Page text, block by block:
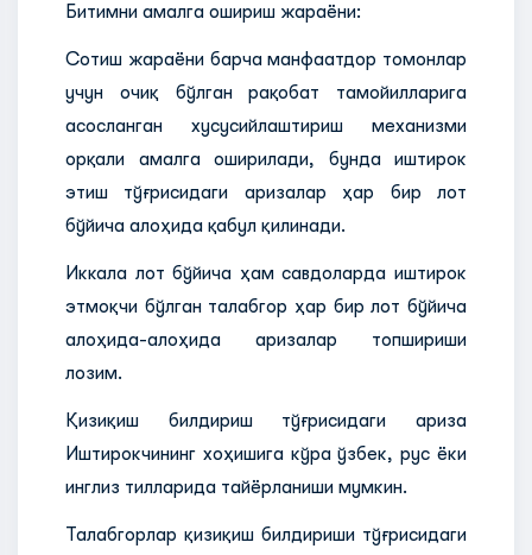
Битимни амалга ошириш жараёни:
Сотиш жараёни барча манфаатдор томонлар
учун очиқ бўлган рақобат тамойилларига
асосланган хусусийлаштириш механизми
орқали амалга оширилади, бунда иштирок
этиш тўғрисидаги аризалар ҳар бир лот
бўйича алоҳида қабул қилинади.
Иккала лот бўйича ҳам савдоларда иштирок
этмоқчи бўлган талабгор ҳар бир лот бўйича
алоҳида-алоҳида аризалар топшириши
лозим.
Қизиқиш билдириш тўғрисидаги ариза
Иштирокчининг хоҳишига кўра ўзбек, рус ёки
инглиз тилларида тайёрланиши мумкин.
Талабгорлар қизиқиш билдириши тўғрисидаги